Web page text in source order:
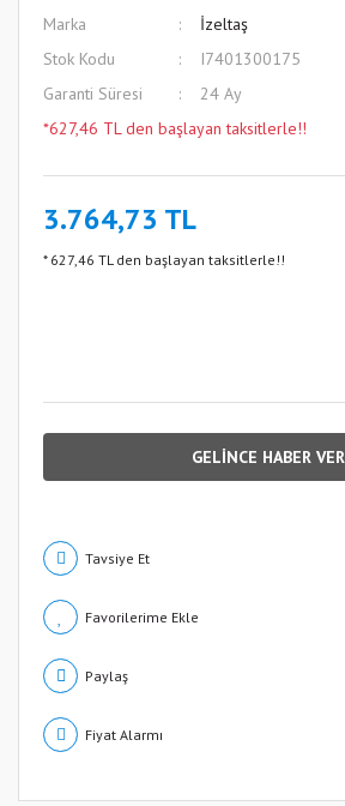
Marka
İzeltaş
Stok Kodu
I7401300175
Garanti Süresi
24 Ay
*627,46 TL den başlayan taksitlerle!!
3.764,73 TL
* 627,46 TL den başlayan taksitlerle!!
GELİNCE HABER VER
Tavsiye Et
Paylaş
Fiyat Alarmı